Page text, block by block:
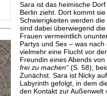
Sara ist das heimische
Berlin zieht. Dort kommt
Schwierigkeiten werden
sind dabei überwiegend
Frauen vermeintlich
Partys und Sex – was
vielmehr eine Flucht vor
Freundin eines Abends
frei zu machen“(S. 58),
Zunächst. Sara ist Nicky
Labyrinth gefolgt, in dem
den Kontakt zur Außenwelt